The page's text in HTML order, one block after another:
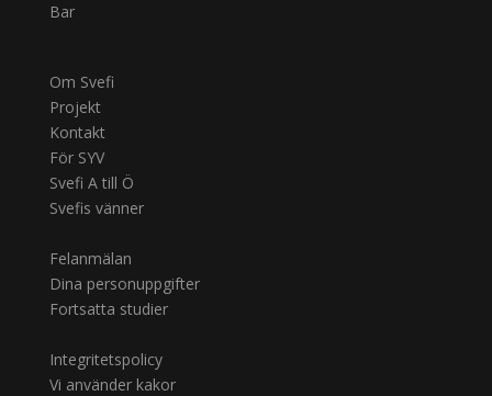
Bar
Om Svefi
Projekt
Kontakt
För SYV
Svefi A till Ö
Svefis vänner
Felanmälan
Dina personuppgifter
Fortsatta studier
Integritetspolicy
Vi använder kakor